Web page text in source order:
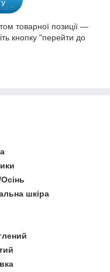
товарної позиції —
кнопку "перейти до
шкіра